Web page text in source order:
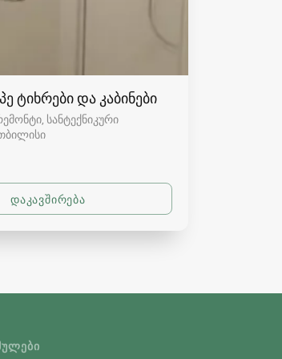
ტიხრები და კაბინები
სანტექნიკური